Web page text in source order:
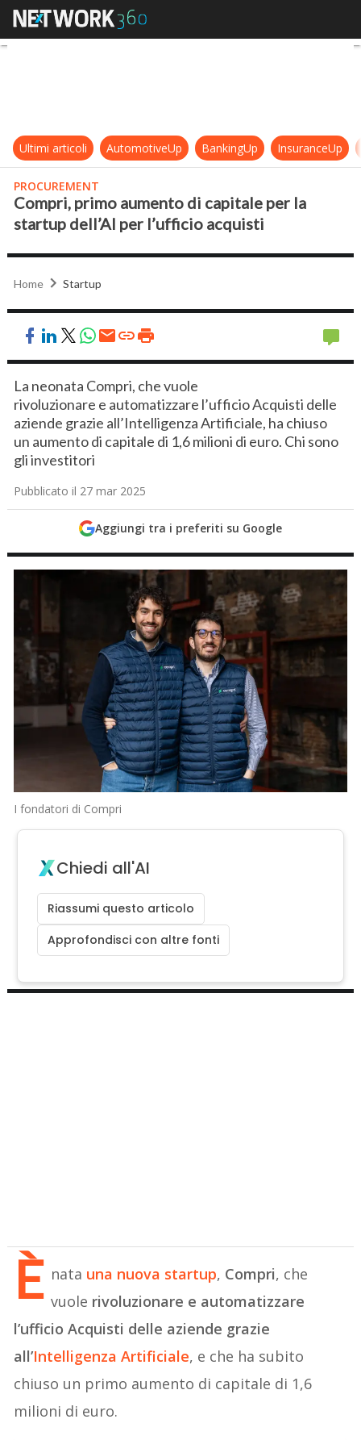
Compri, primo aumento di
Ultimi articoli AutomotiveUp BankingUp InsuranceUp
PROCUREMENT
Compri, primo aumento di capitale per la
startup dell’AI per l’ufficio acquisti
Home Startup
La neonata Compri, che vuole
rivoluzionare e automatizzare l’ufficio Acquisti delle
aziende grazie all’Intelligenza Artificiale, ha chiuso
un aumento di capitale di 1,6 milioni di euro. Chi sono
gli investitori
Pubblicato il 27 mar 2025
Aggiungi tra i preferiti su Google
I fondatori di Compri
Chiedi all'AI
Riassumi questo articolo
Approfondisci con altre fonti
È nata una nuova startup, Compri, che
vuole rivoluzionare e automatizzare
l’ufficio Acquisti delle aziende grazie
all’Intelligenza Artificiale, e che ha subito
chiuso un primo aumento di capitale di 1,6
milioni di euro.